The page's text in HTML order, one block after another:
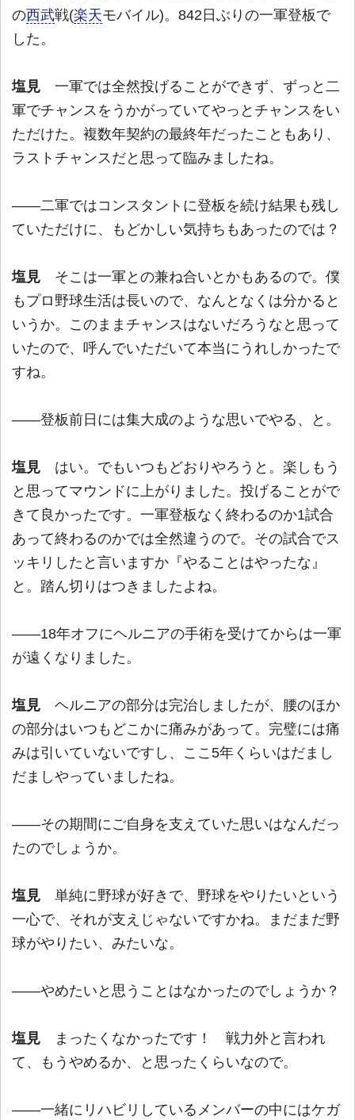
の西武戦(楽天モバイル)。842日ぶりの一軍登板で
した。
塩見 一軍では全然投げることができず、ずっと二
軍でチャンスをうかがっていてやっとチャンスをい
ただけた。複数年契約の最終年だったこともあり、
ラストチャンスだと思って臨みましたね。
――二軍ではコンスタントに登板を続け結果も残し
ていただけに、もどかしい気持ちもあったのでは？
塩見 そこは一軍との兼ね合いとかもあるので。僕
もプロ野球生活は長いので、なんとなくは分かると
いうか。このままチャンスはないだろうなと思って
いたので、呼んでいただいて本当にうれしかったで
すね。
――登板前日には集大成のような思いでやる、と。
塩見 はい。でもいつもどおりやろうと。楽しもう
と思ってマウンドに上がりました。投げることがで
きて良かったです。一軍登板なく終わるのか1試合
あって終わるのかでは全然違うので。その試合でス
ッキリしたと言いますか『やることはやったな』
と。踏ん切りはつきましたよね。
――18年オフにヘルニアの手術を受けてからは一軍
が遠くなりました。
塩見 ヘルニアの部分は完治しましたが、腰のほか
の部分はいつもどこかに痛みがあって。完璧には痛
みは引いていないですし、ここ5年くらいはだまし
だましやっていましたね。
――その期間にご自身を支えていた思いはなんだっ
たのでしょうか。
塩見 単純に野球が好きで、野球をやりたいという
一心で、それが支えじゃないですかね。まだまだ野
球がやりたい、みたいな。
――やめたいと思うことはなかったのでしょうか？
塩見 まったくなかったです！ 戦力外と言われ
て、もうやめるか、と思ったくらいなので。
――一緒にリハビリしているメンバーの中にはケガ